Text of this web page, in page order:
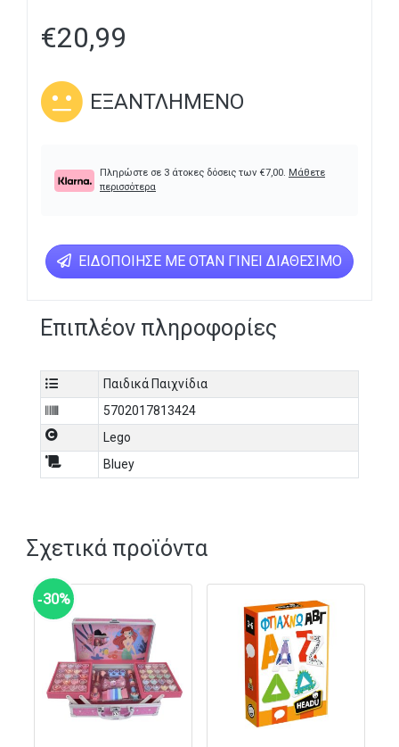
€20,99
ΕΞΑΝΤΛΗΜΈΝΟ
Πληρώστε σε 3 άτοκες δόσεις των €7,00. Μάθετε
περισσότερα
ΕΙΔΟΠΟΊΗΣΕ ΜΕ ΌΤΑΝ ΓΊΝΕΙ ΔΙΑΘΈΣΙΜΟ
Επιπλέον πληροφορίες
Παιδικά Παιχνίδια
5702017813424
Lego
Bluey
Σχετικά προϊόντα
‑30%